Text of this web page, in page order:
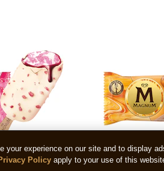
your experience on our site and to display
Policy apply to your use of this